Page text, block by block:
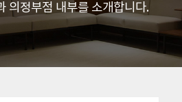
의정부점 내부를 소개합니다.